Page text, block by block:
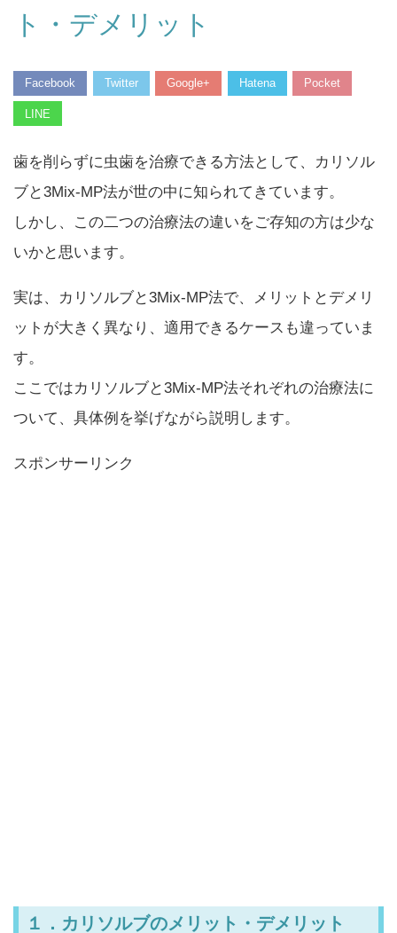
ト・デメリット
Facebook Twitter Google+ Hatena Pocket
LINE
歯を削らずに虫歯を治療できる方法として、カリソル
ブと3Mix-MP法が世の中に知られてきています。
しかし、この二つの治療法の違いをご存知の方は少な
いかと思います。
実は、カリソルブと3Mix-MP法で、メリットとデメリ
ットが大きく異なり、適用できるケースも違っていま
す。
ここではカリソルブと3Mix-MP法それぞれの治療法に
ついて、具体例を挙げながら説明します。
スポンサーリンク
１．カリソルブのメリット・デメリット